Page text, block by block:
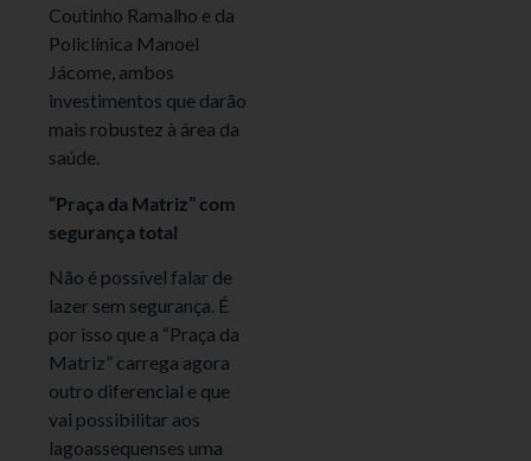
Coutinho Ramalho e da
Policlínica Manoel
Jácome, ambos
investimentos que darão
mais robustez à área da
saúde.
“Praça da Matriz” com
segurança total
Não é possível falar de
lazer sem segurança. É
por isso que a “Praça da
Matriz” carrega agora
outro diferencial e que
vai possibilitar aos
lagoassequenses uma